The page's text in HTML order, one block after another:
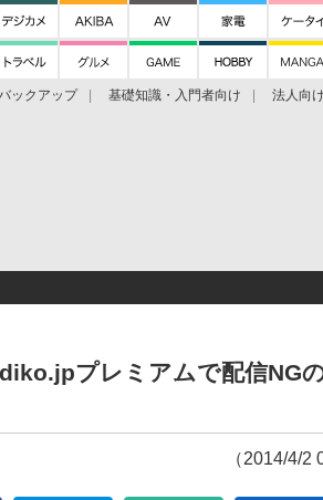
ックアップ 基礎知識・入門者向け 法人向け
プレミアムで配信NG
（2014/4/2